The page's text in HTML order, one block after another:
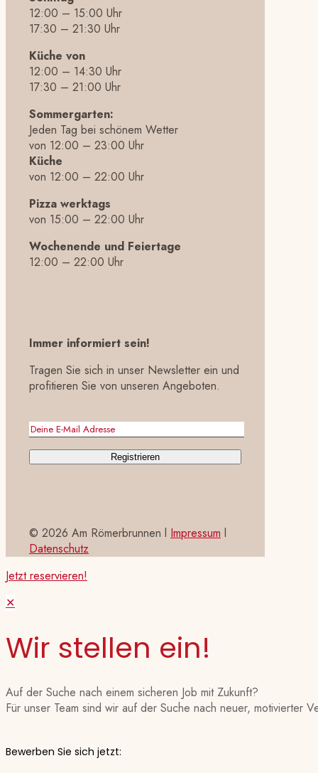
12:00 – 15:00 Uhr
17:30 – 21:30 Uhr
Küche von
12:00 – 14:30 Uhr
17:30 – 21:00 Uhr
Sommergarten:
Jeden Tag bei schönem Wetter
von 12:00 – 23:00 Uhr
Küche
von 12:00 – 22:00 Uhr
Pizza werktags
von 15:00 – 22:00 Uhr
Wochenende und Feiertage
12:00 – 22:00 Uhr
Immer informiert sein!
Tragen Sie sich in unser Newsletter ein und
profitieren Sie von unseren Angeboten.
© 2026 Am Römerbrunnen l Impressum l
Datenschutz
Jetzt reservieren!
✕
Wir stellen ein!
Auf der Suche nach einem sicheren Job mit Zukunft?
Für unser Team sind wir auf der Suche nach neuer, motivierter
Bewerben Sie sich jetzt: